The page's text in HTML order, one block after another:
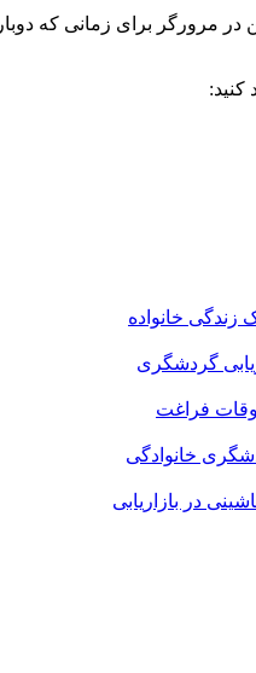
در مرورگر برای زمانی که
کنید:
زندگی خانواده
گردشگری
فراغت
خانوادگی
در بازاریابی